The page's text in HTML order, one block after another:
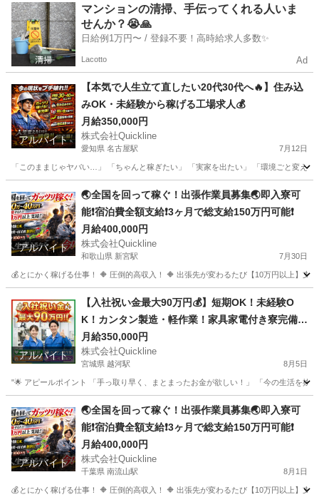
静岡 静岡市 工場 短期
マンションの清掃、手伝ってくれる人いま
せんか？😭🙏
日給例1万円〜 / 登録不要！高時給求人多数✨
Lacotto Ad
アルバイト
【本気で人生立て直したい20代30代へ🔥】住み込
みOK・未経験から稼げる工場求人💰
月給350,000円
株式会社Quickline
愛知県 名古屋駅 7月12日
「このままじゃヤバい…」 「ちゃんと稼ぎたい」 「実家を出たい」 「環境ごと変え
名古屋駅 工場 住み込み
アルバイト
🌏全国を回って稼ぐ！出張作業員募集🌏即入寮可
能❗️宿泊費全額支給❗️3ヶ月で総支給150万円可能❗️
月給400,000円
株式会社Quickline
和歌山県 新宮駅 7月30日
💰とにかく稼げる仕事！ 🔶 圧倒的高収入！ 🔶 出張先が変わるたび【10万円以上】
和歌山市 新宮駅 工場 出張先
アルバイト
【入社祝い金最大90万円💰】短期OK！未経験O
K！カンタン製造・軽作業！家具家電付き寮完備
🏠
月給350,000円
株式会社Quickline
宮城県 越河駅 8月5日
"🌟 アピールポイント 「手っ取り早く、まとまったお金が欲しい！」 「今の生活を抜
越河駅 時給
アルバイト
🌏全国を回って稼ぐ！出張作業員募集🌏即入寮可
能❗️宿泊費全額支給❗️3ヶ月で総支給150万円可能❗️
月給400,000円
株式会社Quickline
千葉県 南流山駅 8月1日
💰とにかく稼げる仕事！ 🔶 圧倒的高収入！ 🔶 出張先が変わるたび【10万円以上】